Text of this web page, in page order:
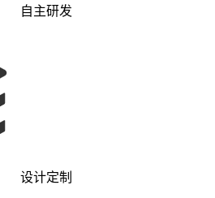
自主研发
设计定制